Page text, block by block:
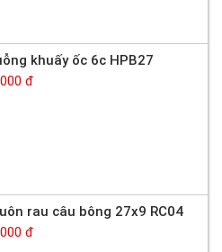
khuấy ốc 6c HPB27
đ
rau câu bông 27x9 RC04
đ